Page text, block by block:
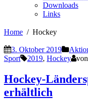
Downloads
Links
Home Hockey
3. Oktober 2019
Sport
2019, Hockey von
Hockey-
erhältlich